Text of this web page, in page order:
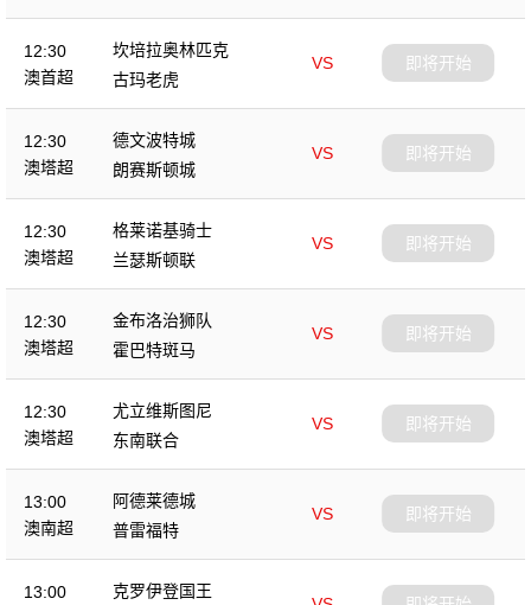
12:30
澳首超
坎培拉奥林匹克
VS
古玛老虎
即将开始
12:30
澳塔超
德文波特城
VS
朗赛斯顿城
即将开始
12:30
澳塔超
格莱诺基骑士
VS
兰瑟斯顿联
即将开始
12:30
澳塔超
金布洛治狮队
VS
霍巴特斑马
即将开始
12:30
澳塔超
尤立维斯图尼
VS
东南联合
即将开始
13:00
澳南超
阿德莱德城
VS
普雷福特
即将开始
13:00 克罗伊登国王